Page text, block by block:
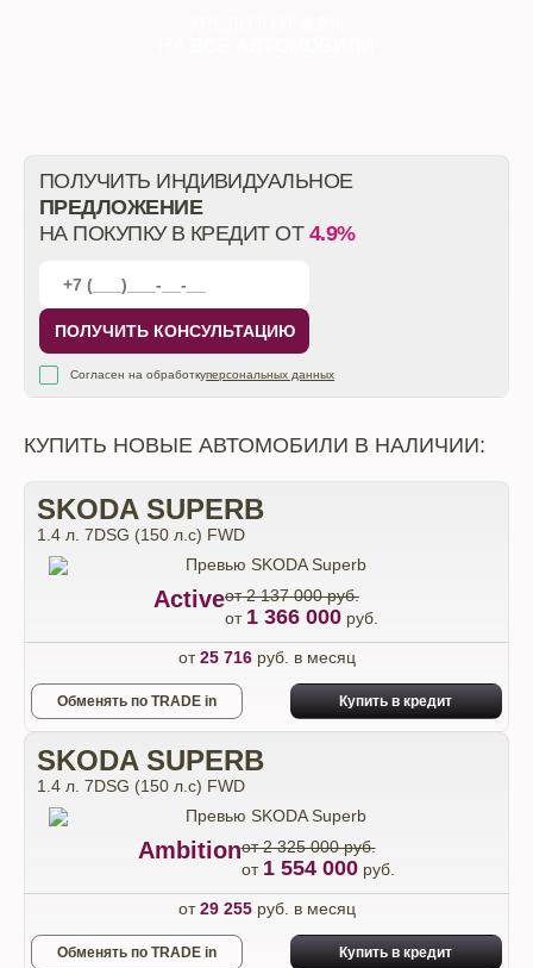
ПОЛУЧИТЬ ИНДИВИДУАЛЬНОЕ
ПРЕДЛОЖЕНИЕ
НА ПОКУПКУ В КРЕДИТ ОТ 4.9%
ПОЛУЧИТЬ КОНСУЛЬТАЦИЮ
Согласен на обработкуперсональных данных
КУПИТЬ НОВЫЕ АВТОМОБИЛИ В НАЛИЧИИ:
SKODA SUPERB
1.4 л. 7DSG (150 л.с) FWD
Activeот 2 137 000 руб.
от 1 366 000 руб.
от25 716руб. в месяц
Обменять по TRADE in Купить в кредит
SKODA SUPERB
1.4 л. 7DSG (150 л.с) FWD
Ambitionот 2 325 000 руб.
от 1 554 000руб.
от29 255руб. в месяц
Обменять по TRADE in Купить в кредит